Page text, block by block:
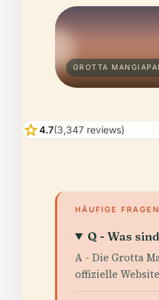
GROTTA
star4.7(3,347 reviews)
HÄUFIGE FRAGEN
Q - Was
A - Die Grotta
offizielle